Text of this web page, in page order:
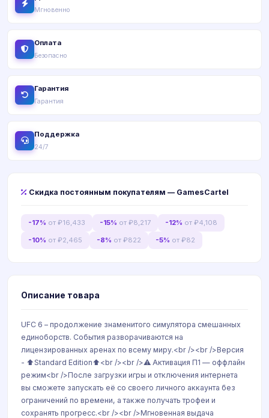
Мгновенно
Оплата
Безопасно
Гарантия
Гарантия
Поддержка
24/7
Скидка постоянным покупателям — GamesCartel
-17% от ₽16,433 -15% от ₽8,217 -12% от ₽4,108
-10% от ₽2,465 -8% от ₽822 -5% от ₽82
Описание товара
UFC 6 – продолжение знаменитого симулятора смешанных
единоборств. События разворачиваются на
лицензированных аренах по всему миру.<br /><br />Версия
- ⬆️Standard Edition⬆️<br /><br />⚠️ Активация П1 — оффлайн
режим<br />После загрузки игры и отключения интернета
вы сможете запускать её со своего личного аккаунта без
ограничений по времени, а также получать трофеи и
сохранять прогресс.<br /><br />Мгновенная выдача